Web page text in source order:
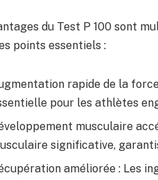
du Test P 100 sont
points essentiels :
rapide de la
pour les athlètes
musculaire
significative,
améliorée : Les